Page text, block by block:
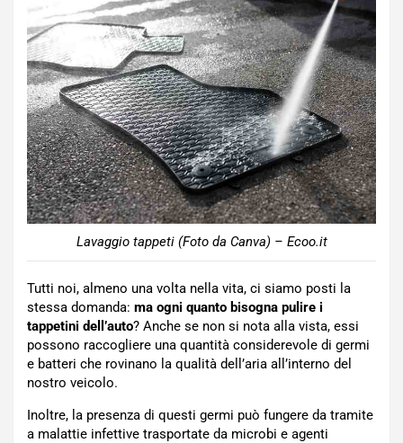
Lavaggio tappeti (Foto da Canva) – Ecoo.it
Tutti noi, almeno una volta nella vita, ci siamo posti la
stessa domanda: ma ogni quanto bisogna pulire i
tappetini dell’auto? Anche se non si nota alla vista, essi
possono raccogliere una quantità considerevole di germi
e batteri che rovinano la qualità dell’aria all’interno del
nostro veicolo.
Inoltre, la presenza di questi germi può fungere da tramite
a malattie infettive trasportate da microbi e agenti